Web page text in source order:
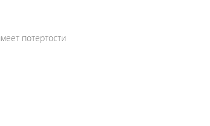
потертости